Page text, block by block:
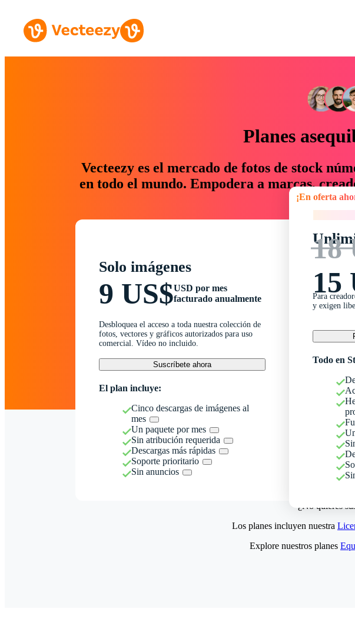
Planes
Vecteezy es el mercado de fotos de stock
en todo el mundo. Empodera a marcas,
un 76 %
Solo imágenes
9 US$USD por mes
facturado anualmente
Desbloquea el acceso a toda nuestra colección de
fotos, vectores y gráficos autorizados para uso
comercial. Vídeo no incluido.
Suscríbete ahora
El plan incluye:
Cinco descargas de imágenes al
mes
Un paquete por mes
Sin atribución requerida
Descargas más rápidas
Soporte prioritario
Sin anuncios
¡En oferta ahora!
18
15
Para
y exigen
Todo en
¿No quieres
Los planes incluyen nuestra
Explore nuestros planes